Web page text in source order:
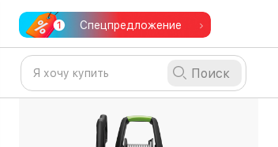
Спецпредложение
Поиск